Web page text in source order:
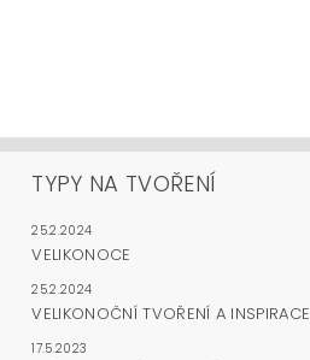
TYPY NA TVOŘENÍ
25.2.2024
VELIKONOCE
25.2.2024
VELIKONOČNÍ TVOŘENÍ A INSPIRACE
17.5.2023